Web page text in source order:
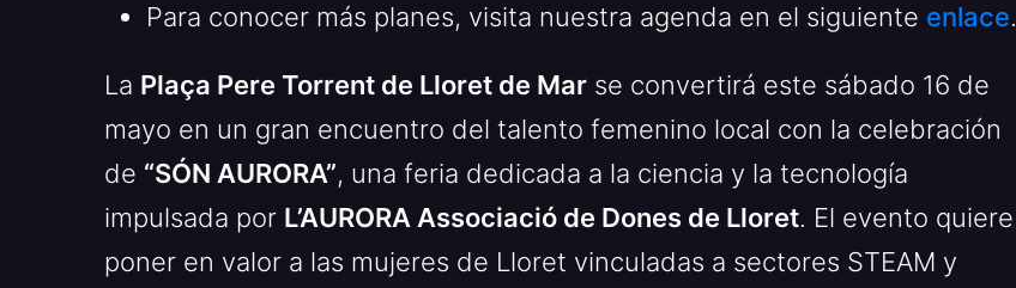
Para conocer más planes, visita nuestra agenda en el siguiente enlace.
La Plaça Pere Torrent de Lloret de Mar se convertirá este sábado 16 de
mayo en un gran encuentro del talento femenino local con la celebración
de “SÓN AURORA”, una feria dedicada a la ciencia y la tecnología
impulsada por L’AURORA Associació de Dones de Lloret. El evento quiere
poner en valor a las mujeres de Lloret vinculadas a sectores STEAM y